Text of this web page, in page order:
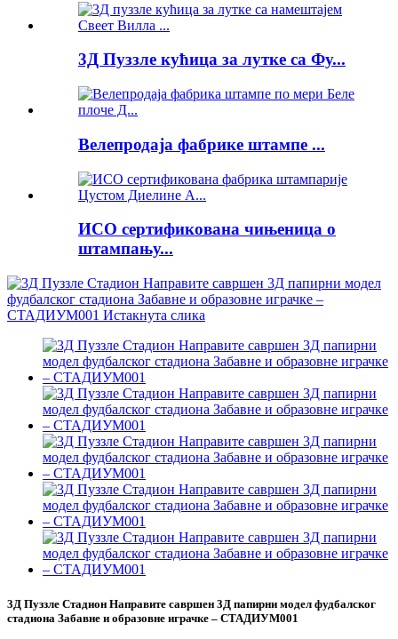
3Д Пуззле кућица за лутке са Фу...
Велепродаја фабрике штампе ...
ИСО сертификована чињеница о
штампању...
3Д Пуззле Стадион Направите савршен 3Д папирни модел фудбалског
стадиона Забавне и образовне играчке – СТАДИУМ001